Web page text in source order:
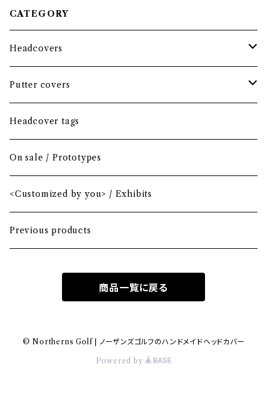
CATEGORY
Headcovers
Headcover bundle
Driver
Mini Driver (Option)
Fairway wood
Hybrid
MA-1 heavy nylon
Hawaiian
Putter covers
Blade
Small mallet
Mid mallet
Large mallet
Headcover tags
On sale / Prototypes
<Customized by you> / Exhibits
Previous products
商品一覧に戻る
© Northerns Golf | ノーザンズゴルフのハンドメイドヘッドカバー
Powered by